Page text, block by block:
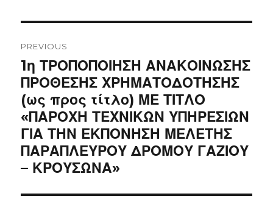
navigation
PREVIOUS
Previous
post:
1η ΤΡΟΠΟΠΟΙΗΣΗ ΑΝΑΚΟΙΝΩΣΗΣ
ΠΡΟΘΕΣΗΣ ΧΡΗΜΑΤΟΔΟΤΗΣΗΣ
(ως προς τίτλο) ΜΕ ΤΙΤΛΟ
«ΠΑΡΟΧΗ ΤΕΧΝΙΚΩΝ ΥΠΗΡΕΣΙΩΝ
ΓΙΑ ΤΗΝ ΕΚΠΟΝΗΣΗ ΜΕΛΕΤΗΣ
ΠΑΡΑΠΛΕΥΡΟΥ ΔΡΟΜΟΥ ΓΑΖΙΟΥ
– ΚΡΟΥΣΩΝΑ»